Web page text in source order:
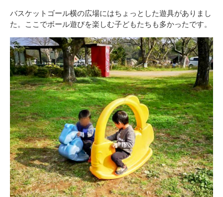
バスケットゴール横の広場にはちょっとした遊具がありまし
た。ここでボール遊びを楽しむ子どもたちも多かったです。